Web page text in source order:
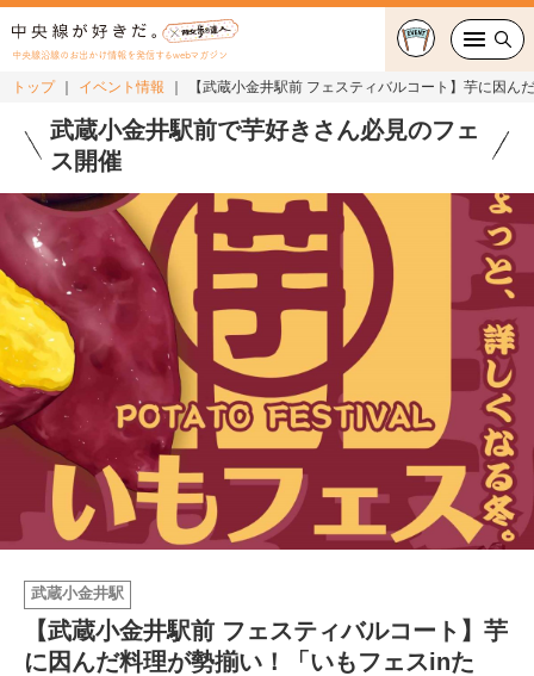
中央線沿線のお出かけ情報を発信するwebマガジン
グルメ・カフェ
おでかけ
ショッピング
中央線カルチャー
特集
連載
中央線フェス
イベント情報
おしらせ
トップ イベント情報 【武蔵小金井駅前 フェスティバルコート】芋に因ん
武蔵小金井駅前で芋好きさん必見のフェ
ス開催
武蔵小金井駅
【武蔵小金井駅前 フェスティバルコート】芋
に因んだ料理が勢揃い！「いもフェスinた